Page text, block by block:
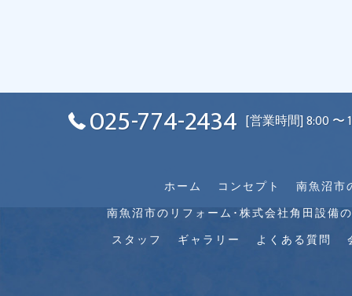
025-774-2434 [営業時間] 8:00
ホーム コンセプト 南魚沼市
南魚沼市のリフォーム･株式会社角田設備
スタッフ
ギャラリー よくある質問